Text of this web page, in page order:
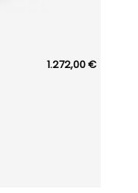
1.272,00 €